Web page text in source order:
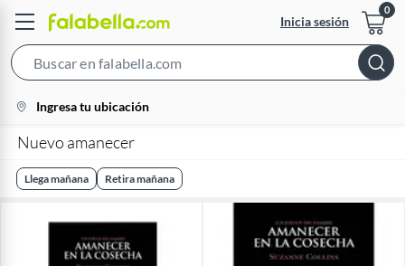
Inicia sesión
Bar
location-
icon
Ingresa tu ubicación
Nuevo amanecer
Llega mañana Retira mañana